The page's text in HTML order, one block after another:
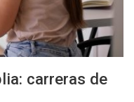
carreras de